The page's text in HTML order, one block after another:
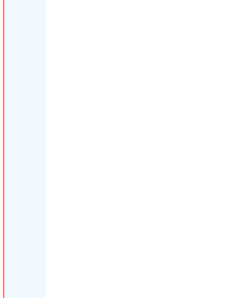
方可以接办宴？_搜
现房带人和街学指标,
写字楼|地理位置|交通状况|
床房_渝中区短租公寓_途家
,重庆渝中化龙桥重庆
修网
啊急求_重庆吧_百度贴吧
诚物业优质服务_新浪家居
热销,重庆天地二手房,
电咨询丁莉免费申请一
秀秀低价注册-合肥58同城
-上海58同城
报、年度所得税汇缴、出口
司门口代账-湖北武汉会计